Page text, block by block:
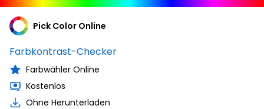
Pick Color Online
Farbkontrast-Checker
Farbwähler Online
Kostenlos
Ohne Herunterladen